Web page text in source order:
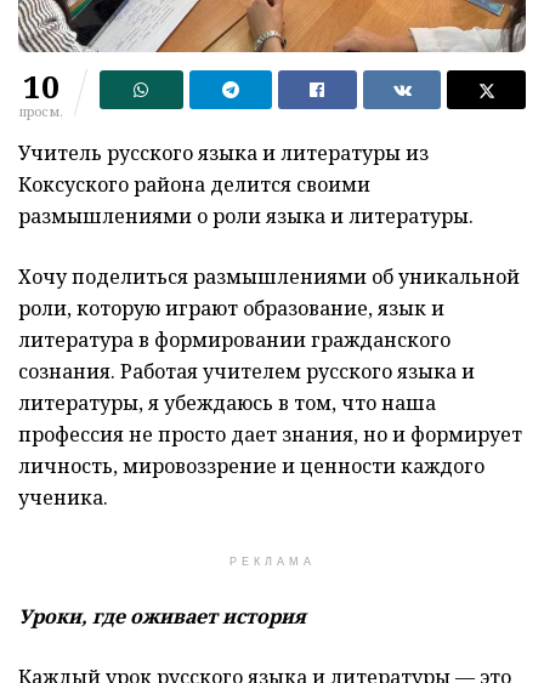
10
просм.
Учитель русского языка и литературы из
Коксуского района делится своими
размышлениями о роли языка и литературы.
Хочу поделиться размышлениями об уникальной
роли, которую играют образование, язык и
литература в формировании гражданского
сознания. Работая учителем русского языка и
литературы, я убеждаюсь в том, что наша
профессия не просто дает знания, но и формирует
личность, мировоззрение и ценности каждого
ученика.
РЕКЛАМА
Уроки, где оживает история
Каждый урок русского языка и литературы — это